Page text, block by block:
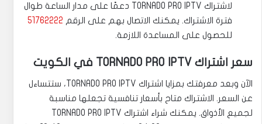
لاشتراك TORNADO PRO IPTV دعمًا على مدار الساعة طوال
فترة الاشتراك. يمكنك الاتصال بهم على الرقم 51762222
للحصول على المساعدة اللازمة.
سعر اشتراك TORNADO PRO IPTV في الكويت
الآن وبعد معرفتك بمزايا اشتراك TORNADO PRO IPTV، ستتساءل
عن السعر. الاشتراك متاح بأسعار تنافسية تجعلها مناسبة
لجميع الأذواق. يمكنك شراء اشتراك TORNADO PRO IPTV